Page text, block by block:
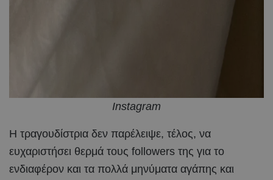
Instagram
Η τραγουδίστρια δεν παρέλειψε, τέλος, να
ευχαριστήσει θερμά τους followers της για το
ενδιαφέρον και τα πολλά μηνύματα αγάπης και